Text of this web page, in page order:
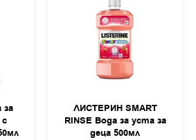
ЛИСТЕРИН SMART
RINSE Вода за уста за
деца 500мл